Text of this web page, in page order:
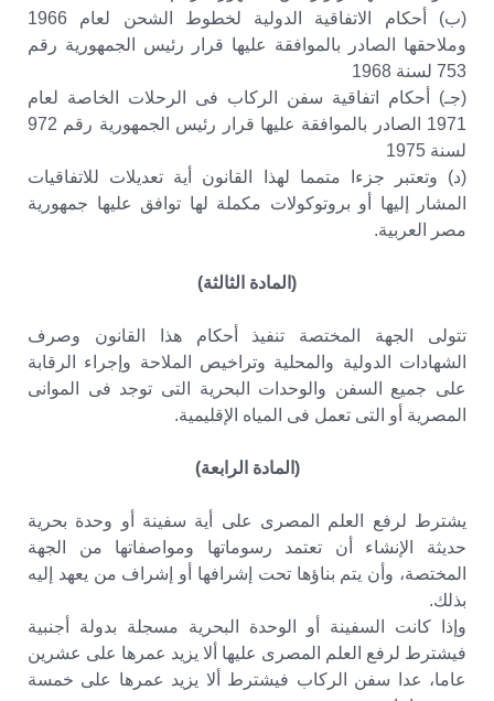
(ب) أحكام الاتفاقية الدولية لخطوط الشحن لعام 1966
وملاحقها الصادر بالموافقة عليها قرار رئيس الجمهورية رقم
753 لسنة 1968
(جـ) أحكام اتفاقية سفن الركاب فى الرحلات الخاصة لعام
1971 الصادر بالموافقة عليها قرار رئيس الجمهورية رقم 972
لسنة 1975
(د) وتعتبر جزءا متمما لهذا القانون أية تعديلات للاتفاقيات
المشار إليها أو بروتوكولات مكملة لها توافق عليها جمهورية
مصر العربية.
(المادة الثالثة)
تتولى الجهة المختصة تنفيذ أحكام هذا القانون وصرف
الشهادات الدولية والمحلية وتراخيص الملاحة وإجراء الرقابة
على جميع السفن والوحدات البحرية التى توجد فى الموانى
المصرية أو التى تعمل فى المياه الإقليمية.
(المادة الرابعة)
يشترط لرفع العلم المصرى على أية سفينة أو وحدة بحرية
حديثة الإنشاء أن تعتمد رسوماتها ومواصفاتها من الجهة
المختصة، وأن يتم بناؤها تحت إشرافها أو إشراف من يعهد إليه
بذلك.
وإذا كانت السفينة أو الوحدة البحرية مسجلة بدولة أجنبية
فيشترط لرفع العلم المصرى عليها ألا يزيد عمرها على عشرين
عاما، عدا سفن الركاب فيشترط ألا يزيد عمرها على خمسة